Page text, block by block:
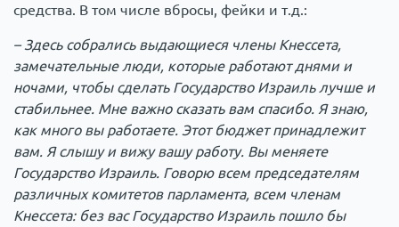
средства. В том числе вбросы, фейки и т.д.:
– Здесь собрались выдающиеся члены Кнессета,
замечательные люди, которые работают днями и
ночами, чтобы сделать Государство Израиль лучше и
стабильнее. Мне важно сказать вам спасибо. Я знаю,
как много вы работаете. Этот бюджет принадлежит
вам. Я слышу и вижу вашу работу. Вы меняете
Государство Израиль. Говорю всем председателям
различных комитетов парламента, всем членам
Кнессета: без вас Государство Израиль пошло бы